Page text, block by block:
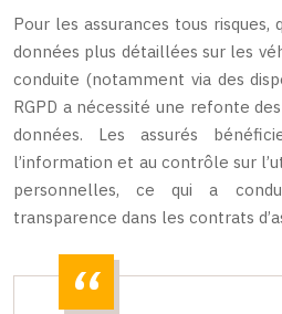
Pour les assurances tous
données plus détaillées sur les
conduite (notamment via des
RGPD a nécessité une refonte
données. Les assurés
l’information et au contrôle sur
personnelles, ce qui a
transparence dans les contrats